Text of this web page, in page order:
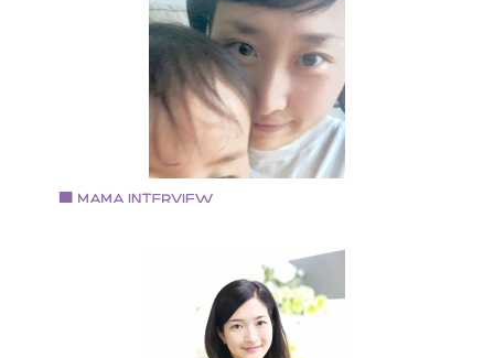
フルーツ＆ソープカービング作家
1973年生まれ。 大阪府出身。 食物科の短大を卒業後、
文具メーカーに入社し、現在も勤務。 趣味は、ものづ
りはもちろん、マラソンや山登り・ヨガなど 身体を動
すことも大好きです。 主人と息子2人の4人暮らし。
Atelier awanone として活動中です。
HARS. アクセサリー作家
主人と子ども3人の5人家族。 アクセサリーショップ
HARS.としてイベント出店をしている。 枚方市を中心